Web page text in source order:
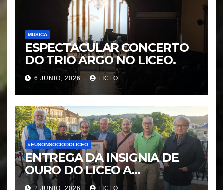
MUSICA
ESPECTACULAR CONCERTO
DO TRIO ARGO NO LICEO.
6 JUNIO, 2026 LICEO
#EUSONSOCIODOLICEO
ENTREGA DA INSIGNIA DE
OURO DO LICEO A
FRANCISCO NOVOA
2 JUNIO, 2026 LICEO